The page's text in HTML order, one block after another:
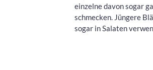
einzelne davon sogar
schmecken. Jüngere
sogar in Salaten